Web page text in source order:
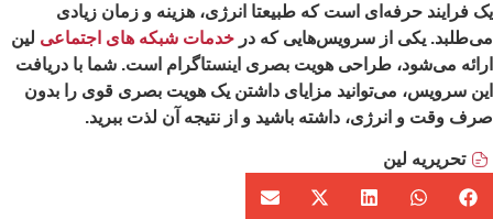
فرایند حرفه‌ای است که طبیعتا انرژی، هزینه و زمان زیادی
یکی از سرویس‌هایی که در خدمات شبکه های اجتماعی لین
می‌شود، طراحی هویت بصری اینستاگرام است. شما با دریافت
سرویس، می‌توانید مزایای داشتن یک هویت بصری قوی را بدون
وقت و انرژی، داشته باشید و از نتیجه آن لذت ببرید.
تحریریه لین